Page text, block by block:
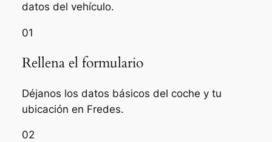
datos del vehículo.
01
Rellena el formulario
Déjanos los datos básicos del coche y tu
ubicación en Fredes.
02